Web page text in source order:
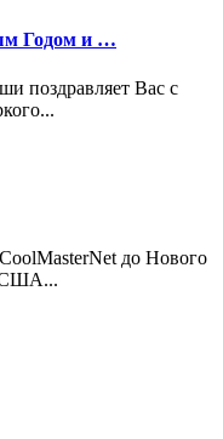
Годом и …
поздравляет Вас с
до Нового
США...